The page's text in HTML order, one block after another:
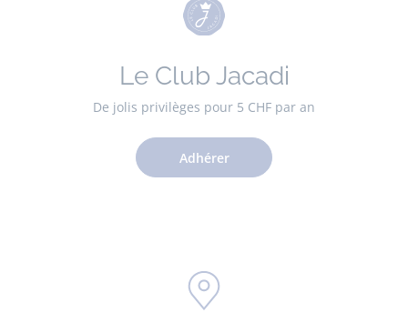
Le Club Jacadi
De jolis privilèges pour 5 CHF par an
Adhérer